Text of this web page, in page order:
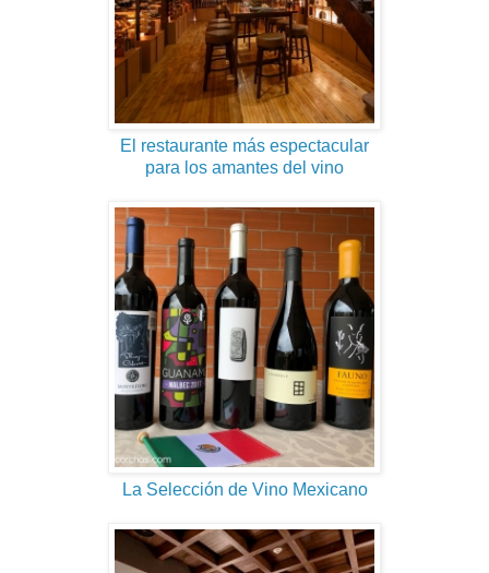
El restaurante más espectacular
para los amantes del vino
La Selección de Vino Mexicano